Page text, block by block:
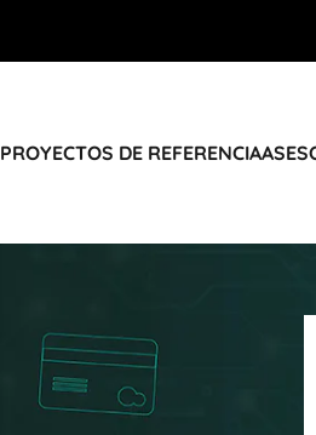
PROYECTOS DE REFERENCIA